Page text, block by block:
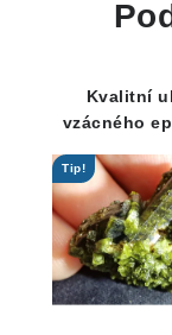
Kvalitní
vzácného
Tip!